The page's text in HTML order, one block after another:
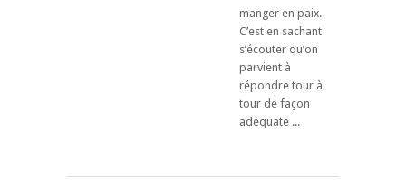
manger en paix.
C’est en sachant
s’écouter qu’on
parvient à
répondre tour à
tour de façon
adéquate ...